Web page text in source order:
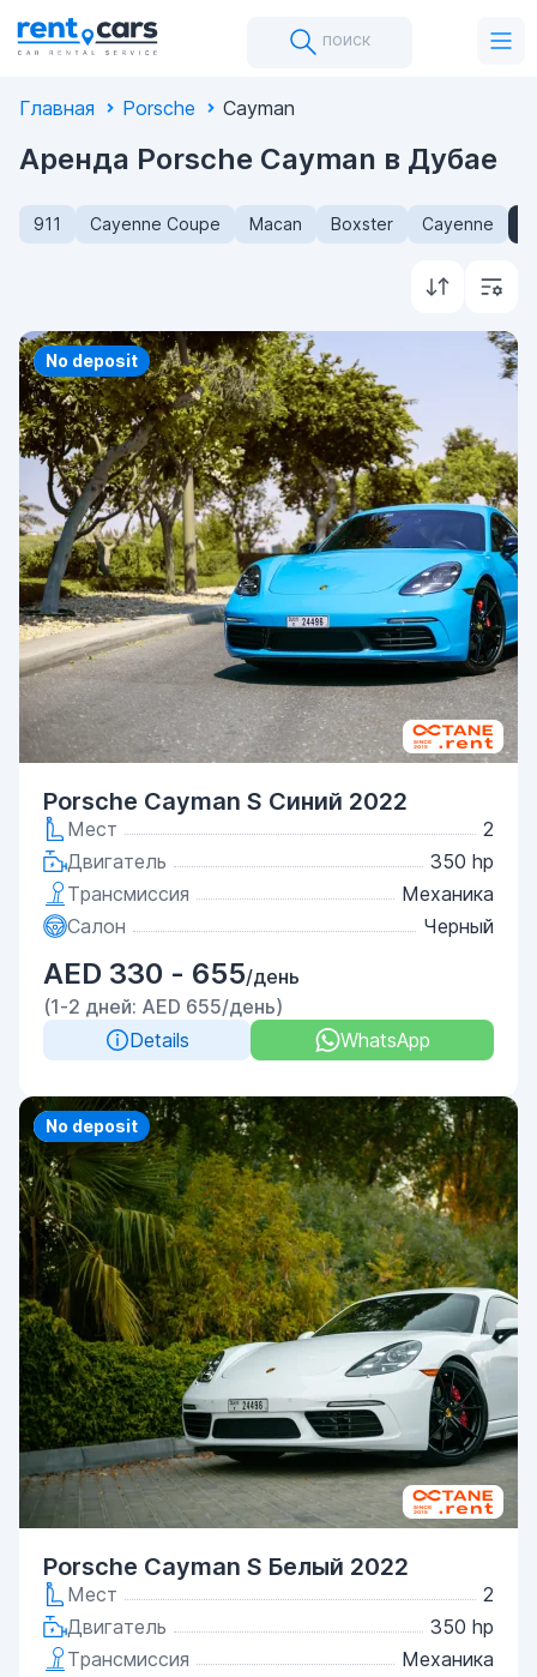
поиск
Главная Porsche Cayman
Аренда Porsche Cayman в Дубае
911 Cayenne Coupe Macan Boxster Cayenne
Priority
No deposit
Porsche Cayman S Синий 2022
Мест
2
Двигатель
350 hp
Трансмиссия
Механика
Салон
Черный
AED 330 - 655/день
(1-2 дней: AED 655/день)
Details
WhatsApp
Priority
No deposit
Porsche Cayman S Белый 2022
Мест
2
Двигатель
350 hp
Трансмиссия
Механика